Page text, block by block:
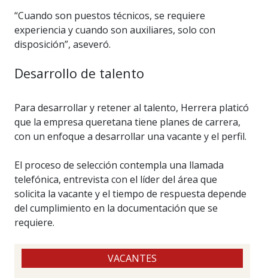
“Cuando son puestos técnicos, se requiere
experiencia y cuando son auxiliares, solo con
disposición”, aseveró.
Desarrollo de talento
Para desarrollar y retener al talento, Herrera platicó
que la empresa queretana tiene planes de carrera,
con un enfoque a desarrollar una vacante y el perfil.
El proceso de selección contempla una llamada
telefónica, entrevista con el líder del área que
solicita la vacante y el tiempo de respuesta depende
del cumplimiento en la documentación que se
requiere.
VACANTES